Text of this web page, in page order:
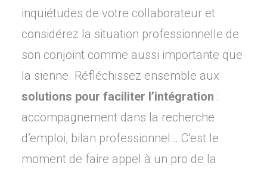
inquiétudes de votre collaborateur et
considérez la situation professionnelle de
son conjoint comme aussi importante que
la sienne. Réfléchissez ensemble aux
solutions pour faciliter l’intégration :
accompagnement dans la recherche
d’emploi, bilan professionnel… C’est le
moment de faire appel à un pro de la